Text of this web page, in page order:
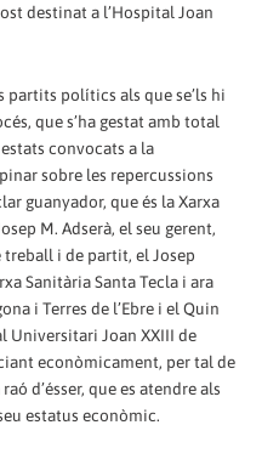
destinat a l’Hospital Joan
partits polítics als que se’ls hi
que s’ha gestat amb total
convocats a la
sobre les repercussions
guanyador, que és la Xarxa
M. Adserà, el seu gerent,
treball i de partit, el Josep
Sanitària Santa Tecla i ara
i Terres de l’Ebre i el Quin
Universitari Joan XXIII de
econòmicament, per tal de
d’ésser, que es atendre als
estatus econòmic.